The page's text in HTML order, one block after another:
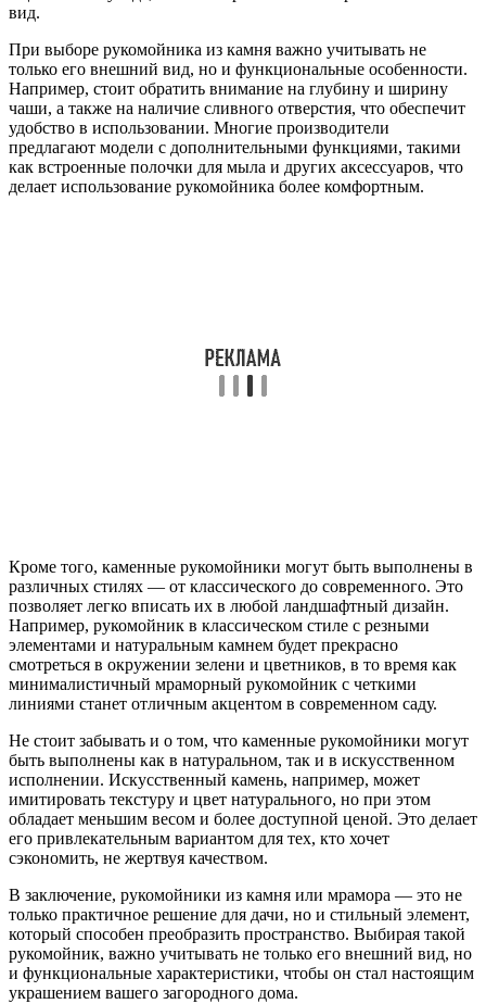
вид.
При выборе рукомойника из камня важно учитывать не
только его внешний вид, но и функциональные особенности.
Например, стоит обратить внимание на глубину и ширину
чаши, а также на наличие сливного отверстия, что обеспечит
удобство в использовании. Многие производители
предлагают модели с дополнительными функциями, такими
как встроенные полочки для мыла и других аксессуаров, что
делает использование рукомойника более комфортным.
Кроме того, каменные рукомойники могут быть выполнены в
различных стилях — от классического до современного. Это
позволяет легко вписать их в любой ландшафтный дизайн.
Например, рукомойник в классическом стиле с резными
элементами и натуральным камнем будет прекрасно
смотреться в окружении зелени и цветников, в то время как
минималистичный мраморный рукомойник с четкими
линиями станет отличным акцентом в современном саду.
Не стоит забывать и о том, что каменные рукомойники могут
быть выполнены как в натуральном, так и в искусственном
исполнении. Искусственный камень, например, может
имитировать текстуру и цвет натурального, но при этом
обладает меньшим весом и более доступной ценой. Это делает
его привлекательным вариантом для тех, кто хочет
сэкономить, не жертвуя качеством.
В заключение, рукомойники из камня или мрамора — это не
только практичное решение для дачи, но и стильный элемент,
который способен преобразить пространство. Выбирая такой
рукомойник, важно учитывать не только его внешний вид, но
и функциональные характеристики, чтобы он стал настоящим
украшением вашего загородного дома.